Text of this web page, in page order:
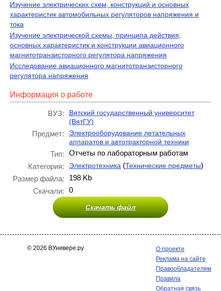
Изучение электрических схем, конструкций и основных
характеристик автомобильных регуляторов напряжения и
тока
Изучение электрической схемы, принципа действия,
основных характеристик и конструкции авиационного
магнитотранзи­сторного регулятора напряжения
Исследование авиационного магнитотранзисторного
регулятора напряжения
Информация о работе
ВУЗ:
Вятский государственный университет
(ВятГУ)
Предмет:
Электрооборудование летательных
аппаратов и автотракторной техники
Тип:
Отчеты по лабораторным работам
Категория:
Электротехника (Технические предметы)
Размер файла:
198 Kb
Скачали:
0
Скачать файл
© 2026 ВУнивере.ру
О проекте
Реклама на сайте
Правообладателям
Правила
Обратная связь